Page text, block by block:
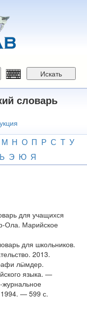
Искать
словарь
М Н О П Р С Т У
Ь Э Ю Я
для учащихся
Ола. Марийское
для школьников.
2013.
лӹмдер.
языка. —
журнальное
— 599 с.